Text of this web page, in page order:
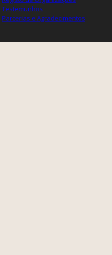
Testemunhos
Parcerias e Agradecimentos